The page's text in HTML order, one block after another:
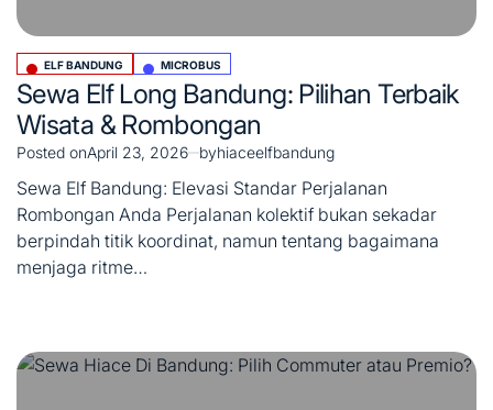
Posted
in
ELF BANDUNG MICROBUS
Sewa Elf Long Bandung: Pilihan Terbaik
Wisata & Rombongan
Posted onApril 23, 2026 byhiaceelfbandung
Sewa Elf Bandung: Elevasi Standar Perjalanan
Rombongan Anda Perjalanan kolektif bukan sekadar
berpindah titik koordinat, namun tentang bagaimana
menjaga ritme…